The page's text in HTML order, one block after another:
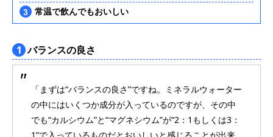
常温で飲んでもおいしい
1 バランスの良さ
「まずは“バランスの良さ”ですね。ミネラルウォーター
の中にはいくつか成分が入っているのですが、その中
でも“カルシウム”と“マグネシウム”が“2：1もしくは3：